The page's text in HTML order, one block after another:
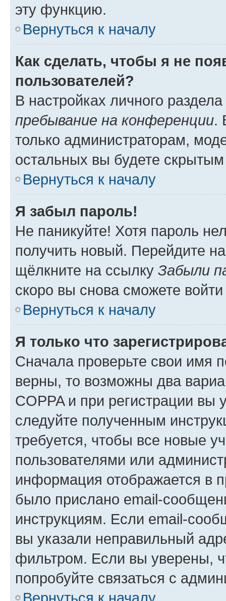
эту функцию.
Вернуться к началу
Как сделать, чтобы я не
пользователей?
В настройках личного
пребывание на конференции.
только администраторам,
остальных вы будете
Вернуться к началу
Я забыл пароль!
Не паникуйте! Хотя пароль
получить новый. Перейдите
щёлкните на ссылку Забыли
скоро вы снова сможете
Вернуться к началу
Я только что
Сначала проверьте свои имя
верны, то возможны два
COPPA и при регистрации вы
следуйте полученным
требуется, чтобы все новые
пользователями или
информация отображается в
было прислано email-
инструкциям. Если email-
вы указали неправильный
фильтром. Если вы уверены,
попробуйте связаться с
Вернуться к началу